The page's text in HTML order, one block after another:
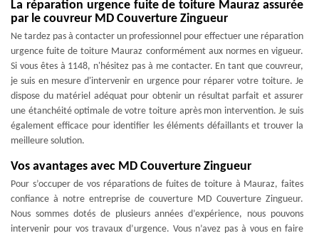
La réparation urgence fuite de toiture Mauraz assurée
par le couvreur MD Couverture Zingueur
Ne tardez pas à contacter un professionnel pour effectuer une réparation
urgence fuite de toiture Mauraz conformément aux normes en vigueur.
Si vous êtes à 1148, n'hésitez pas à me contacter. En tant que couvreur,
je suis en mesure d'intervenir en urgence pour réparer votre toiture. Je
dispose du matériel adéquat pour obtenir un résultat parfait et assurer
une étanchéité optimale de votre toiture après mon intervention. Je suis
également efficace pour identifier les éléments défaillants et trouver la
meilleure solution.
Vos avantages avec MD Couverture Zingueur
Pour s’occuper de vos réparations de fuites de toiture à Mauraz, faites
confiance à notre entreprise de couverture MD Couverture Zingueur.
Nous sommes dotés de plusieurs années d’expérience, nous pouvons
intervenir pour vos travaux d’urgence. Vous n’avez pas à vous en faire